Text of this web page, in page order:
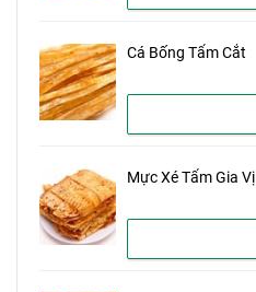
Cá Bống Tẩm Cắt
Mực Xé Tẩm Gia Vị